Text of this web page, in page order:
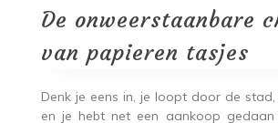
De onweerstaanbare
van papieren tasjes
Denk je eens in, je loopt door de
en je hebt net een aankoop